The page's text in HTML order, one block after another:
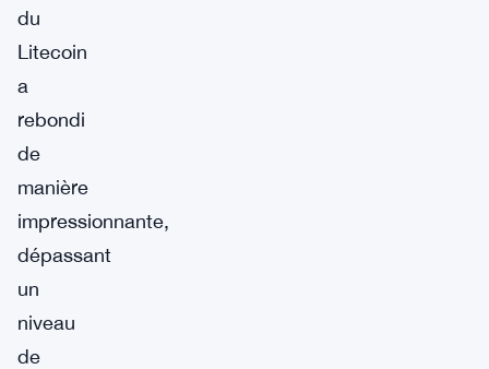
du
Litecoin
a
rebondi
de
manière
impressionnante,
dépassant
un
niveau
de